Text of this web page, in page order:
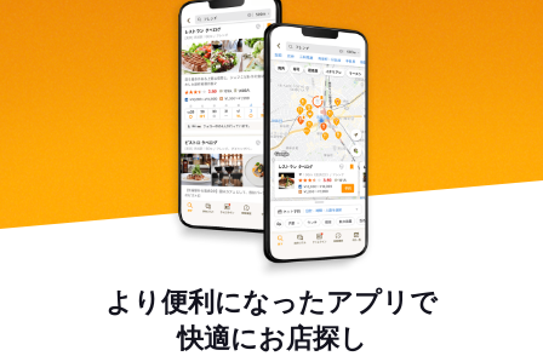
より便利になったアプリで
快適にお店探し